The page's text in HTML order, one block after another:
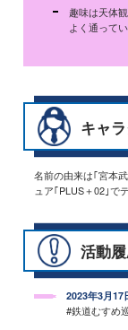
趣味は天体
よく通ってい
キャ
名前の由来は｢宮本
ュア｢PLUS＋02｣で
活動
2023年3月17
#鉄道むすめ